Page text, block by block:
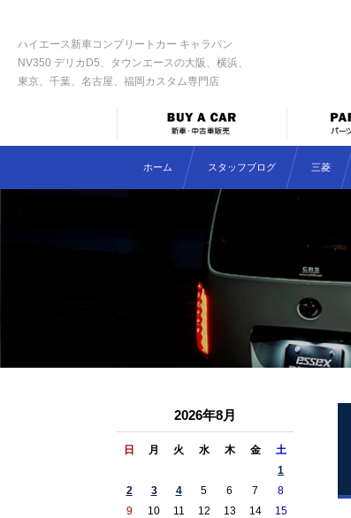
ハイエース新車コンプリートカー キャラバン
NV350 デリカD5、タウンエースの大阪、横浜、
東京、千葉、名古屋、福岡カスタム専門店
ホーム スタッフブログ 三菱
2026年8月
日 月 火 水 木 金 土
1
2
3 4 5 6 7
8
9
10 11 12 13 14
15